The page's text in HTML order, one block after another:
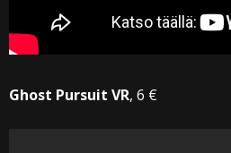
Ghost Pursuit VR, 6 €